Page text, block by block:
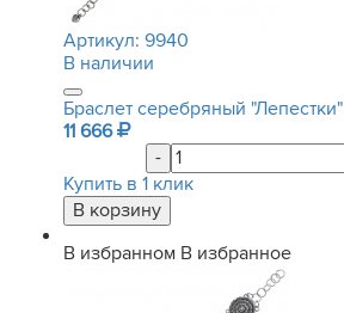
Артикул: 9940
В наличии
Браслет серебряный "Лепестки"
11 666
-
Купить в 1 клик
В избранном В избранное